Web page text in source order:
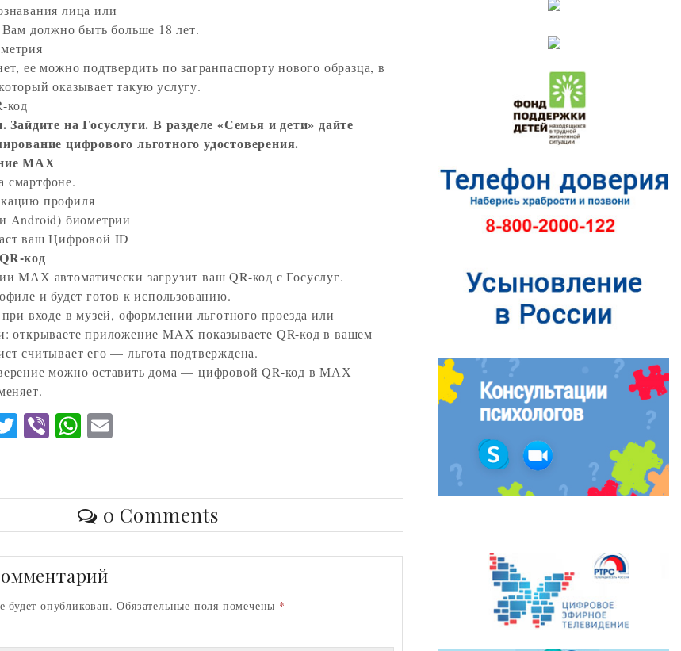
лица или
Вам должно быть больше 18 лет.
ее можно подтвердить по загранпаспорту нового образца, в
оказывает такую услугу.
код
Зайдите на Госуслуги. В разделе «Семья и дети» дайте
цифрового льготного удостоверения.
МАХ
смартфоне.
профиля
Android) биометрии
ваш Цифровой ID
код
МАХ автоматически загрузит ваш QR-код с Госуслуг.
и будет готов к использованию.
входе в музей, оформлении льготного проезда или
открываете приложение MAX показываете QR-код в вашем
считывает его — льгота подтверждена.
можно оставить дома — цифровой QR-код в МАХ
T
er
V W
A
p
p
l
0 Comments
будет опубликован. Обязательные поля помечены *